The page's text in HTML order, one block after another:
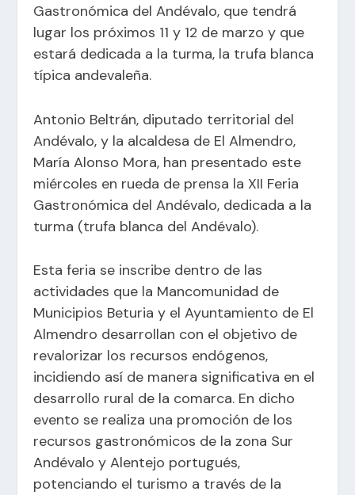
Gastronómica del Andévalo, que tendrá
lugar los próximos 11 y 12 de marzo y que
estará dedicada a la turma, la trufa blanca
típica andevaleña.
Antonio Beltrán, diputado territorial del
Andévalo, y la alcaldesa de El Almendro,
María Alonso Mora, han presentado este
miércoles en rueda de prensa la XII Feria
Gastronómica del Andévalo, dedicada a la
turma (trufa blanca del Andévalo).
Esta feria se inscribe dentro de las
actividades que la Mancomunidad de
Municipios Beturia y el Ayuntamiento de El
Almendro desarrollan con el objetivo de
revalorizar los recursos endógenos,
incidiendo así de manera significativa en el
desarrollo rural de la comarca. En dicho
evento se realiza una promoción de los
recursos gastronómicos de la zona Sur
Andévalo y Alentejo portugués,
potenciando el turismo a través de la